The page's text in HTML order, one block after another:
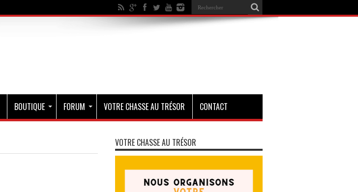
BOUTIQUE FORUM VOTRE CHASSE AU TRÉSOR CONTACT
VOTRE CHASSE AU TRÉSOR